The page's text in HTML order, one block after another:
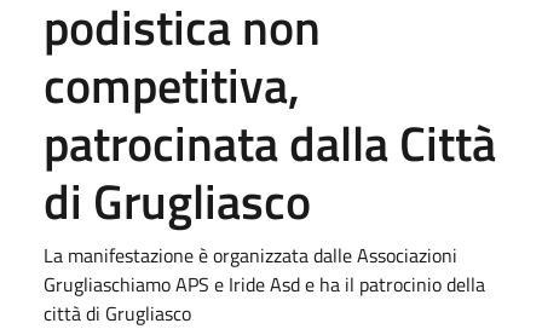
podistica non
competitiva,
patrocinata dalla Città
di Grugliasco
La manifestazione è organizzata dalle Associazioni
Grugliaschiamo APS e Iride Asd e ha il patrocinio della
città di Grugliasco